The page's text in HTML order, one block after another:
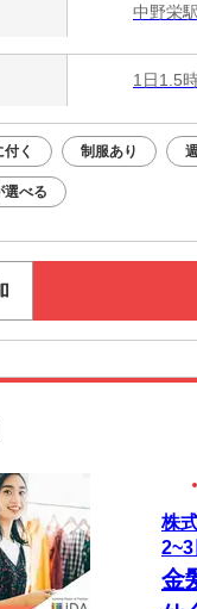
中野栄
1日1.5
く 制服あり
選べる
株
金